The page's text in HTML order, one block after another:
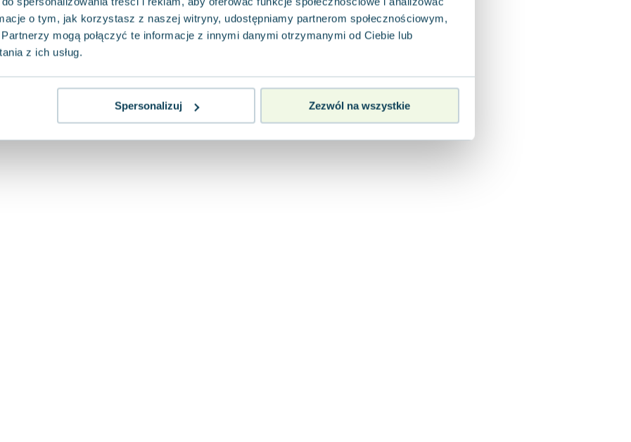
o tym, jak korzystasz z naszej witryny, udostępniamy partnerom społecznościowym,
mogą połączyć te informacje z innymi danymi otrzymanymi od Ciebie lub
z ich usług.
Spersonalizuj Zezwól na wszystkie